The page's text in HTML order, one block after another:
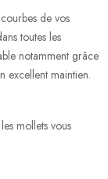
de vos
toutes les
notamment grâce
excellent maintien.
mollets vous